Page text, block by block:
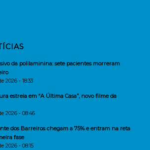
da polilaminina: sete pacientes morreram
2026 - 18:33
estreia em “A Última Casa”, novo filme da
2026 - 08:46
dos Barreiros chegam a 75% e entram na reta
fase
2026 - 08:15